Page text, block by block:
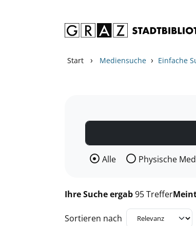
Start › Mediensuche › Einfache
Wählen Sie die Medienart
Alle Physische
Ihre Suche ergab95 Treffer
Sortieren nach